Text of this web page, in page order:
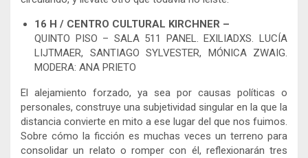
16 H / CENTRO CULTURAL KIRCHNER –
QUINTO PISO – SALA 511 PANEL. EXILIADXS. LUCÍA
LIJTMAER, SANTIAGO SYLVESTER, MÓNICA ZWAIG.
MODERA: ANA PRIETO
El alejamiento forzado, ya sea por causas políticas o
personales, construye una subjetividad singular en la que la
distancia convierte en mito a ese lugar del que nos fuimos.
Sobre cómo la ficción es muchas veces un terreno para
consolidar un relato o romper con él, reflexionarán tres